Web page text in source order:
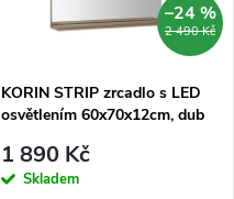
2 490 Kč
–24 %
KORIN STRIP zrcadlo s LED
osvětlením 60x70x12cm, dub
1 890 Kč
Skladem